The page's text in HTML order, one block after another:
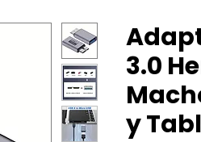
3.0
y